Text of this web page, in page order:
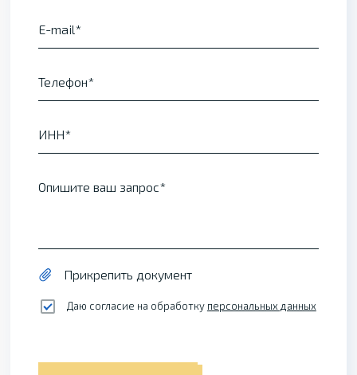
E-mail
Телефон
ИНН
Опишите ваш запрос
Прикрепить документ
Даю согласие на обработку персональных данных